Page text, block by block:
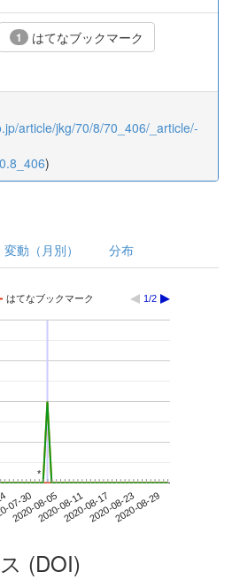
1 はてなブックマーク
article/jkg/70/8/70_406/_article/-
)
変動（月別） 分布
はてなブックマーク 1/2
07-30
2020-08-052020-08-112020-08-172020-08-232020-08-29
**
(DOI)